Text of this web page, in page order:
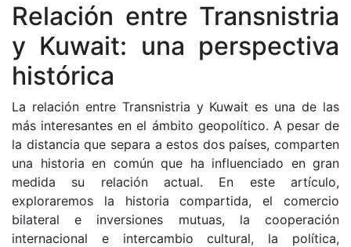
Relación entre Transnistria
y Kuwait: una perspectiva
histórica
La relación entre Transnistria y Kuwait es una de las
más interesantes en el ámbito geopolítico. A pesar de
la distancia que separa a estos dos países, comparten
una historia en común que ha influenciado en gran
medida su relación actual. En este artículo,
exploraremos la historia compartida, el comercio
bilateral e inversiones mutuas, la cooperación
internacional e intercambio cultural, la política,